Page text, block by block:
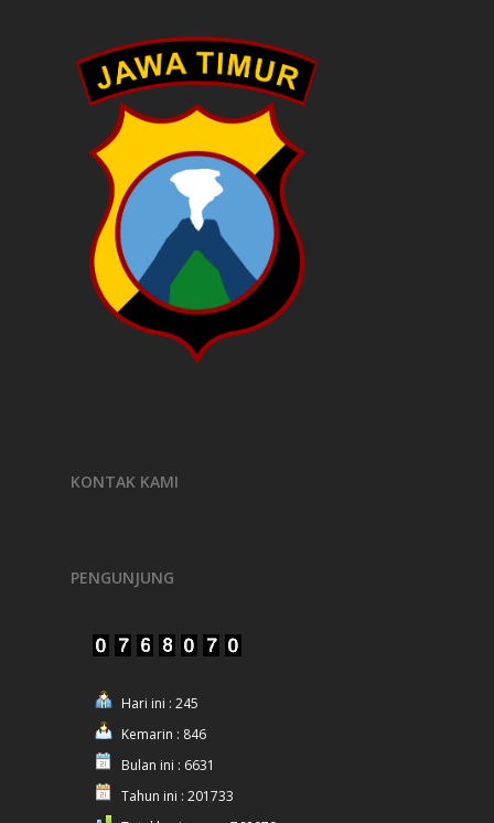
KONTAK KAMI
PENGUNJUNG
Hari ini : 245
Kemarin : 846
Bulan ini : 6631
Tahun ini : 201733